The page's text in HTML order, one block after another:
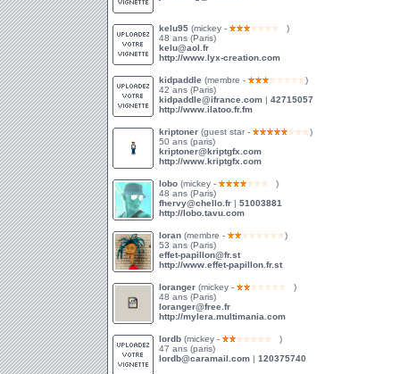
kelu95 (mickey -
)
48 ans (Paris)
kelu@aol.fr
http://www.lyx-creation.com
kidpaddle (membre -
)
42 ans (Paris)
kidpaddle@ifrance.com | 42715057
http://www.ilatoo.fr.fm
kriptoner (guest star -
)
50 ans (paris)
kriptoner@kriptgfx.com
http://www.kriptgfx.com
lobo (mickey -
)
48 ans (Paris)
fhervy@chello.fr | 51003881
http://lobo.tavu.com
loran (membre -
)
53 ans (Paris)
effet-papillon@fr.st
http://www.effet-papillon.fr.st
loranger (mickey -
)
48 ans (Paris)
loranger@free.fr
http://mylera.multimania.com
lordb (mickey -
)
47 ans (paris)
lordb@caramail.com | 120375740